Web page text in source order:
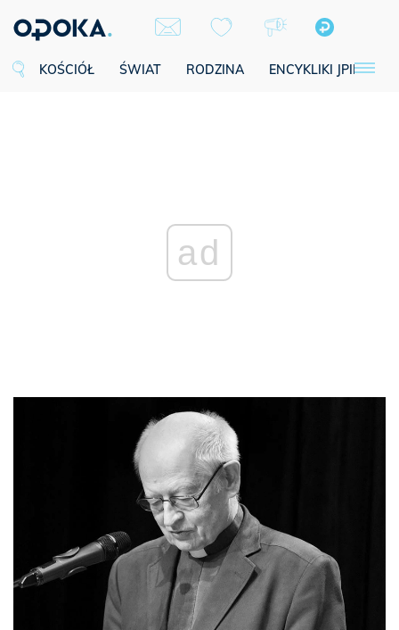
KOŚCIÓŁ ŚWIAT RODZINA ENCYKLIKI JPII
ad